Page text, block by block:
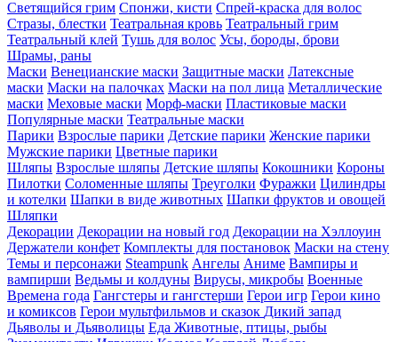
Светящийся грим Спонжи, кисти Спрей-краска для волос
Стразы, блестки Театральная кровь Театральный грим
Театральный клей Тушь для волос Усы, бороды, брови
Шрамы, раны
Маски Венецианские маски Защитные маски Латексные
маски Маски на палочках Маски на пол лица Металлические
маски Меховые маски Морф-маски Пластиковые маски
Популярные маски Театральные маски
Парики Взрослые парики Детские парики Женские парики
Мужские парики Цветные парики
Шляпы Взрослые шляпы Детские шляпы Кокошники Короны
Пилотки Соломенные шляпы Треуголки Фуражки Цилиндры
и котелки Шапки в виде животных Шапки фруктов и овощей
Шляпки
Декорации Декорации на новый год Декорации на Хэллоуин
Держатели конфет Комплекты для постановок Маски на стену
Темы и персонажи Steampunk Ангелы Аниме Вампиры и
вампирши Ведьмы и колдуны Вирусы, микробы Военные
Времена года Гангстеры и гангстерши Герои игр Герои кино
и комиксов Герои мультфильмов и сказок Дикий запад
Дьяволы и Дьяволицы Еда Животные, птицы, рыбы